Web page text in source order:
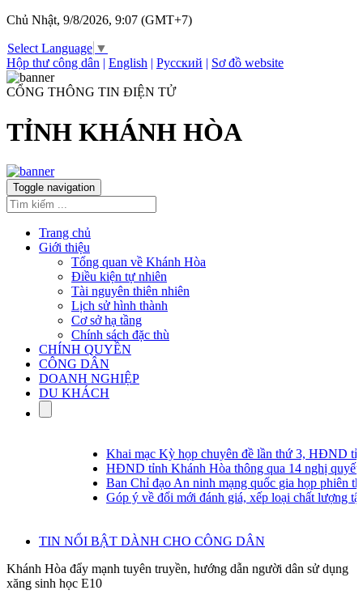
Chủ Nhật, 9/8/2026, 9:07 (GMT+7)
Select Language ▼
Hộp thư công dân | English | Русский | Sơ đồ website
CỔNG THÔNG TIN ĐIỆN TỬ
TỈNH KHÁNH HÒA
Toggle navigation
Trang chủ
Giới thiệu
Tổng quan về Khánh Hòa
Điều kiện tự nhiên
Tài nguyên thiên nhiên
Lịch sử hình thành
Cơ sở hạ tầng
Chính sách đặc thù
CHÍNH QUYỀN
CÔNG DÂN
DOANH NGHIỆP
DU KHÁCH
Khai mạc Kỳ họp chuyên đề lần thứ 3, HĐND
HĐND tỉnh Khánh Hòa thông qua 14 nghị quyết
Ban Chỉ đạo An ninh mạng quốc gia họp phiên
Góp ý về đổi mới đánh giá, xếp loại chất lượng
TIN NỔI BẬT DÀNH CHO CÔNG DÂN
Khánh Hòa đẩy mạnh tuyên truyền, hướng dẫn người dân sử dụng
xăng sinh học E10